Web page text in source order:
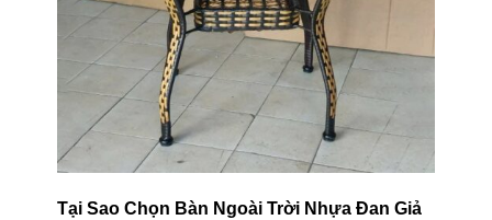
Tại Sao Chọn Bàn Ngoài Trời Nhựa Đan Giả